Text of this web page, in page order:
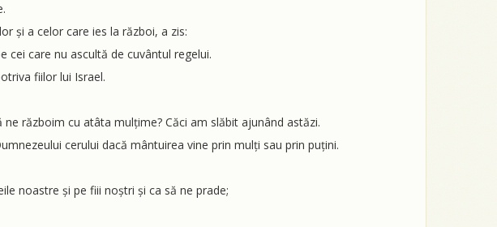
și a celor care ies la război, a zis:
cei care nu ascultă de cuvântul regelui.
fiilor lui Israel.
războim cu atâta mulțime? Căci am slăbit ajunând astăzi.
cerului dacă mântuirea vine prin mulți sau prin puțini.
noastre și pe fiii noștri și ca să ne prade;